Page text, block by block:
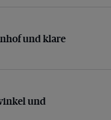
und klare Ansage
und klare
und Nützenberg
und